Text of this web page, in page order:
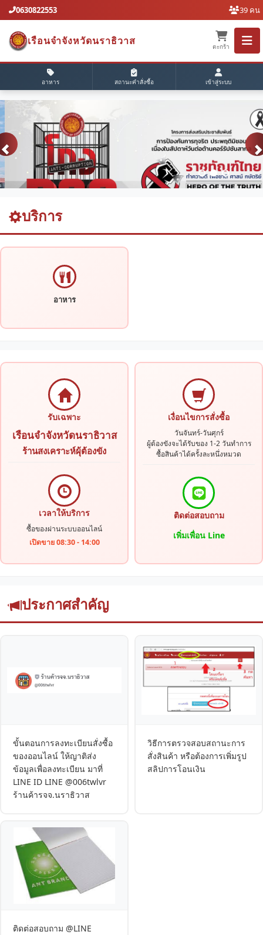
0630822553 39 คน
เรือนจำจังหวัดนราธิวาส
ตะกร้า
อาหาร สถานะคำสั่งซื้อ เข้าสู่ระบบ
บริการ
อาหาร
รับเฉพาะ
เรือนจำจังหวัดนราธิวาส
ร้านสงเคราะห์ผุ้ต้องขัง
เวลาให้บริการ
ซื้อของผ่านระบบออนไลน์
เปิดขาย 08:30 - 14:00
เงื่อนไขการสั่งซื้อ
วันจันทร์-วันศุกร์
ผู้ต้องขังจะได้รับของ 1-2 วันทำการ
ซื้อสินค้าได้ครั้งละหนึ่งหมวด
ติดต่อสอบถาม
เพิ่มเพื่อน Line
ประกาศสำคัญ
ขั้นตอนการลงทะเบียนสั่งซื้อ
ของออนไลน์ ให้ญาติส่ง
ข้อมูลเพื่อลงทะเบียน มาที่
LINE ID LINE @006twlvr
ร้านค้ารจจ.นราธิวาส
วิธีการตรวจสอบสถานะการ
สั่งสินค้า หรือต้องการเพิ่มรูป
สลิปการโอนเงิน
ติดต่อสอบถาม @LINE